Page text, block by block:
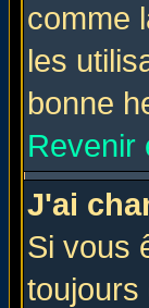
comme
les
bonne
Revenir
J'ai
Si vous
toujours